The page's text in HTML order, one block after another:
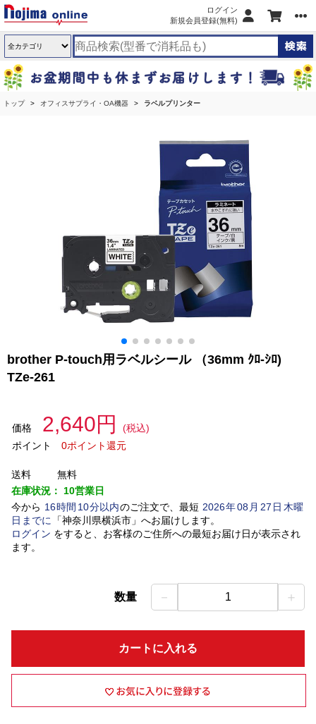
ログイン
新規会員登録(無料)
トップ オフィスサプライ・OA機器 ラベルプリンター
brother P-touch用ラベルシール （36mm ｸﾛ-ｼﾛ)
TZe-261
価格 2,640円
(税込)
ポイント
0ポイント還元
送料
無料
在庫状況： 10営業日
今から 16時間 10分以内のご注文で、最短 2026年08 月 27 日木曜
日 までに 「神奈川県横浜市」 へお届けします。
ログイン をすると、お客様のご住所への最短お届け日が表示され
ます。
数量 － 1 ＋
カートに入れる